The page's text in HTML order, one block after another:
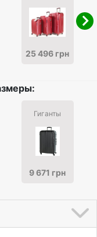
25 496 грн
Гиганты
9 671 грн